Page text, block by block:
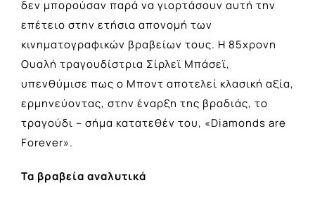
δεν μπορούσαν παρά να γιορτάσουν αυτή την
επέτειο στην ετήσια απονομή των
κινηματογραφικών βραβείων τους. Η 85χρονη
Ουαλή τραγουδίστρια Σίρλεϊ Μπάσεϊ,
υπενθύμισε πως ο Μποντ αποτελεί κλασική αξία,
ερμηνεύοντας, στην έναρξη της βραδιάς, το
τραγούδι – σήμα κατατεθέν του, «Diamonds are
Forever».
Τα βραβεία αναλυτικά